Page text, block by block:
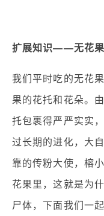
扩展知识——无花果
我们平时吃的无花
果的花托和花朵。
托包裹得严严实实
过长期的进化，大
靠的传粉大使，榕
花果里，这就是为
尸体，下面我们一